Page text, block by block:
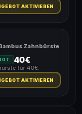
AKTIVIEREN
Zahnbürste
40€
für 40€.
AKTIVIEREN